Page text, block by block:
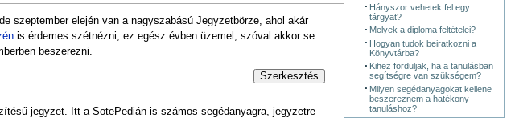
Hányszor vehetek fel egy
tárgyat?
Melyek a diploma feltételei?
Hogyan tudok beiratkozni a
Könyvtárba?
Kihez forduljak, ha a tanulásban
segítségre van szükségem?
Milyen segédanyagokat kellene
beszereznem a hatékony
tanuláshoz?
szeptember elején van a nagyszabású Jegyzetbörze, ahol akár
is érdemes szétnézni, ez egész évben üzemel, szóval akkor se
beszerezni.
Szerkesztés
jegyzet. Itt a SotePedián is számos segédanyagra, jegyzetre